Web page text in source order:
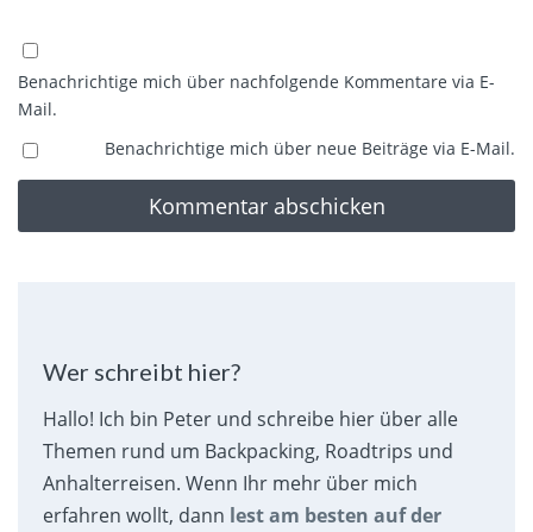
Benachrichtige mich über nachfolgende Kommentare via E-
Mail.
Benachrichtige mich über neue Beiträge via E-Mail.
Wer schreibt hier?
Hallo! Ich bin Peter und schreibe hier über alle
Themen rund um Backpacking, Roadtrips und
Anhalterreisen. Wenn Ihr mehr über mich
erfahren wollt, dann lest am besten auf der